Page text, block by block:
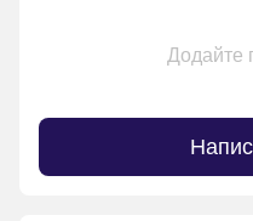
Додайте